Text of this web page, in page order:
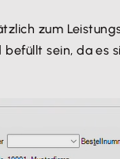
zum
sein, da es